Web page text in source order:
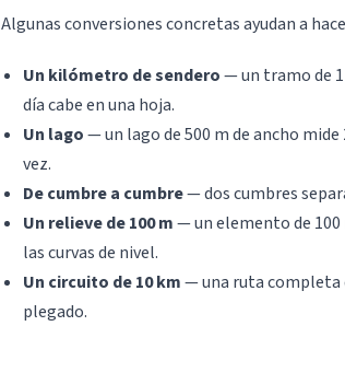
Algunas conversiones concretas ayudan a
Un kilómetro de sendero— un tramo de 1
día cabe en una hoja.
Un lago— un lago de 500 m de ancho
vez.
De cumbre a cumbre— dos cumbres
Un relieve de 100 m— un elemento de 100
las curvas de nivel.
Un circuito de 10 km— una ruta completa
plegado.